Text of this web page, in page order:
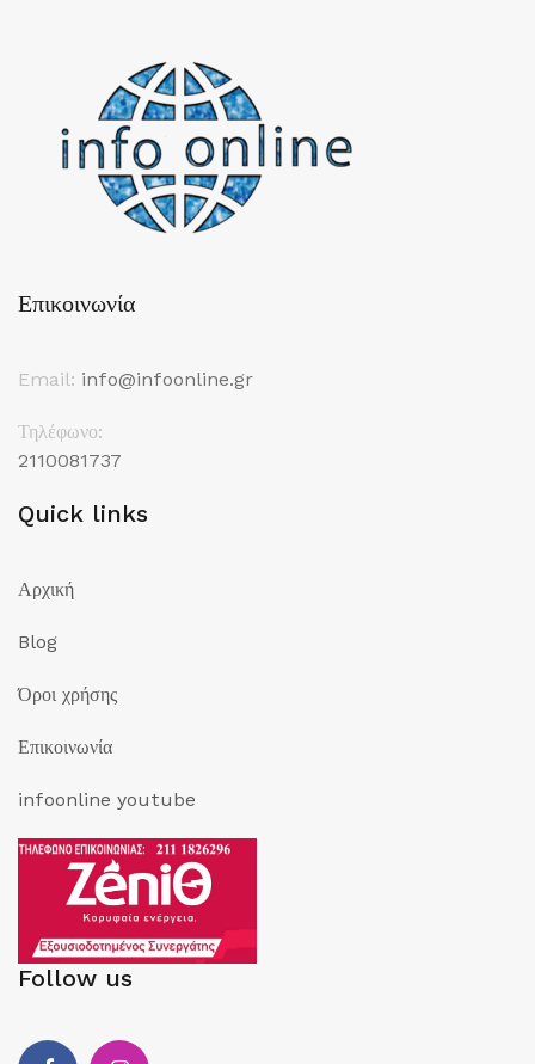
Επικοινωνία
Email: info@infoonline.gr
Τηλέφωνο:
2110081737
Quick links
Αρχική
Blog
Όροι χρήσης
Επικοινωνία
infoonline youtube
Follow us